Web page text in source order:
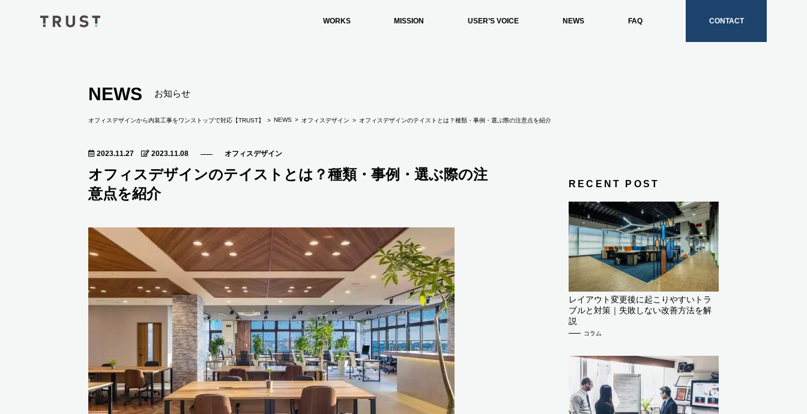
WORKS MISSION USER’S VOICE NEWS FAQ CONTACT
NEWS お知らせ
オフィスデザインから内装工事をワンストップで対応【TRUST】 NEWS オフィスデザイン オフィスデザインのテイストとは？種類・事例・選ぶ際の注意点を紹介
2023.11.27 2023.11.08 オフィスデザイン
オフィスデザインのテイストとは？種類・事例・選ぶ際の注
意点を紹介
RECENT POST
レイアウト変更後に起こりやすいトラ
ブルと対策｜失敗しない改善方法を解
説
コラム